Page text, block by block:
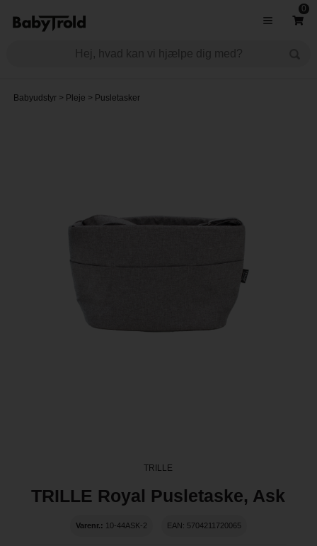
0
Babyudstyr> Pleje > Pusletasker
TRILLE
TRILLE Royal Pusletaske, Ask
Varenr.: 10-44ASK-2 EAN: 5704211720065